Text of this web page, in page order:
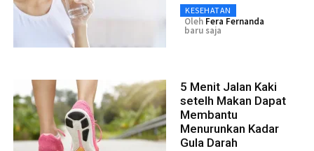
KESEHATAN
Oleh Fera Fernanda
baru saja
5 Menit Jalan Kaki
setelh Makan Dapat
Membantu
Menurunkan Kadar
Gula Darah